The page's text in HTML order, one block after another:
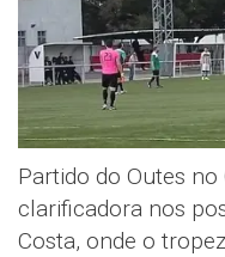
Partido do Outes
clarificadora nos
Costa, onde o